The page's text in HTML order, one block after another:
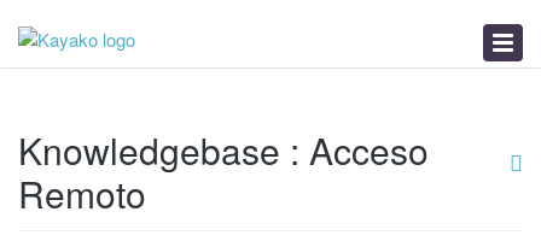
Troubleshooter
Knowledgebase : Acceso
Remoto